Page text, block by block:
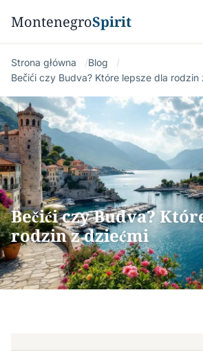
MontenegroSpirit
Strona główna
Blog
Bečići czy Budva? Które lepsze dla rodzin
Bečići czy Budva?
rodzin z dziećmi